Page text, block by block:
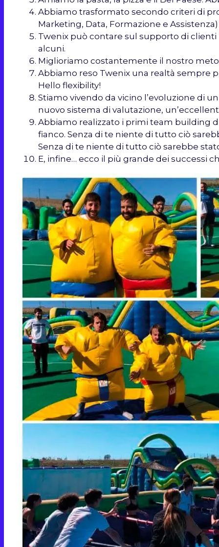
Abbiamo trasformato secondo criteri di
Marketing, Data, Formazione e
Twenix può contare sul supporto di clienti
alcuni.
Miglioriamo costantemente il nostro
Abbiamo reso Twenix una realtà sempre
Hello flexibility!
Stiamo vivendo da vicino l’evoluzione di
nuovo sistema di valutazione,
Abbiamo realizzato i primi team building
fianco. Senza di te niente di tutto ciò
Senza di te niente di tutto ciò sarebbe
E, infine… ecco il più grande dei successi